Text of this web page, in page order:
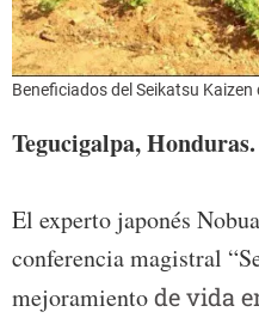
Beneficiados del Seikatsu Kaizen
Tegucigalpa, Honduras.
El experto japonés
conferencia magistral
mejoramientode vida